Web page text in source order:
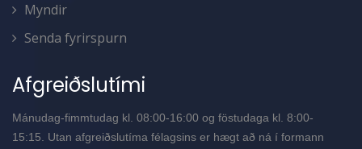
Myndir
Senda fyrirspurn
Afgreiðslutími
Mánudag-fimmtudag kl. 08:00-16:00 og föstudaga kl. 8:00-
15:15. Utan afgreiðslutíma félagsins er hægt að ná í formann